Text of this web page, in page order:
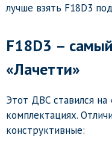
лучше взять F18D3
F18D3 –
«Лачетти»
Этот ДВС ставился
комплектациях.
конструктивные: